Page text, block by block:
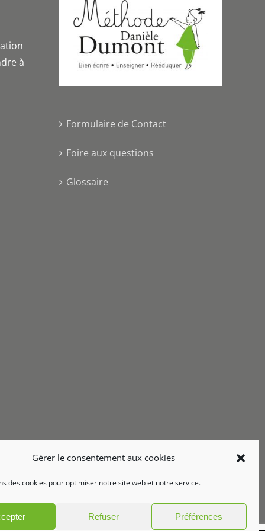
Gérer le consentement aux cookies
des cookies pour optimiser notre site web et notre service.
Refuser Préférences
à
Formulaire de Contact
Foire aux questions
Glossaire